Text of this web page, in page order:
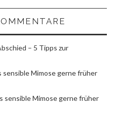
– 5 Tipps zur
sensible Mimose gerne früher
sensible Mimose gerne früher